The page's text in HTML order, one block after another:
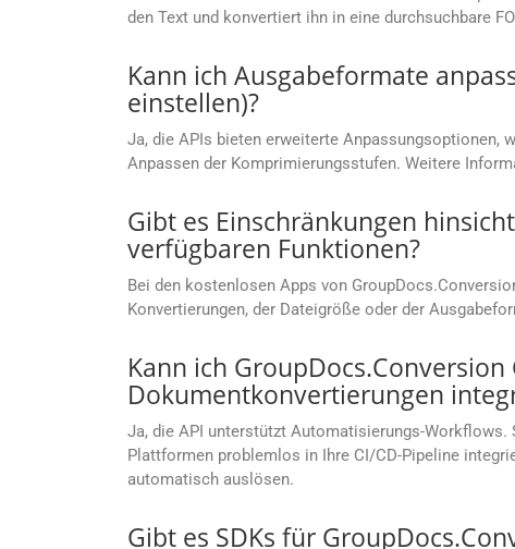
den Text und konvertiert ihn in eine durchsuchbare
Kann ich Ausgabeformate
einstellen)?
Ja, die APIs bieten erweiterte Anpassungsoptionen,
Anpassen der Komprimierungsstufen. Weitere
Gibt es Einschränkungen
verfügbaren Funktionen?
Bei den kostenlosen Apps von
Konvertierungen, der Dateigröße oder der
Kann ich
Dokumentkonvertierungen
Ja, die API unterstützt Automatisierungs-Workflows.
Plattformen problemlos in Ihre CI/CD-Pipeline
automatisch auslösen.
Gibt es SDKs für